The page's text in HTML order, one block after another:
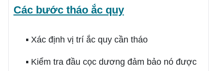
Các bước tháo ắc quy
▪ Xác định vị trí ắc quy cần tháo
▪ Kiểm tra đầu cọc dương đảm bảo nó được